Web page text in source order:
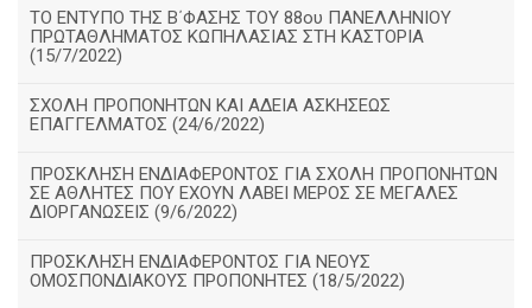
ΤΟ ΕΝΤΥΠΟ ΤΗΣ Β΄ΦΑΣΗΣ ΤΟΥ 88ου ΠΑΝΕΛΛΗΝΙΟΥ
ΠΡΩΤΑΘΛΗΜΑΤΟΣ ΚΩΠΗΛΑΣΙΑΣ ΣΤΗ ΚΑΣΤΟΡΙΑ
(15/7/2022)
ΣΧΟΛΗ ΠΡΟΠΟΝΗΤΩΝ ΚΑΙ ΑΔΕΙΑ ΑΣΚΗΣΕΩΣ
ΕΠΑΓΓΕΛΜΑΤΟΣ (24/6/2022)
ΠΡΟΣΚΛΗΣΗ ΕΝΔΙΑΦΕΡΟΝΤΟΣ ΓΙΑ ΣΧΟΛΗ ΠΡΟΠΟΝΗΤΩΝ
ΣΕ ΑΘΛΗΤΕΣ ΠΟΥ ΕΧΟΥΝ ΛΑΒΕΙ ΜΕΡΟΣ ΣΕ ΜΕΓΑΛΕΣ
ΔΙΟΡΓΑΝΩΣΕΙΣ (9/6/2022)
ΠΡΟΣΚΛΗΣΗ ΕΝΔΙΑΦΕΡΟΝΤΟΣ ΓΙΑ ΝΕΟΥΣ
ΟΜΟΣΠΟΝΔΙΑΚΟΥΣ ΠΡΟΠΟΝΗΤΕΣ (18/5/2022)